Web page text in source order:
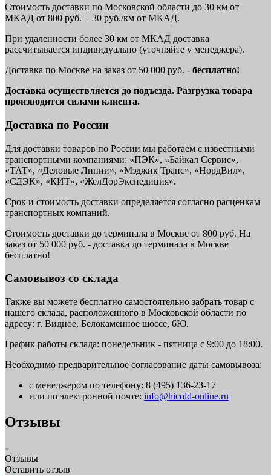
Стоимость доставки по Московской области до 30 км от
МКАД от 800 руб. + 30 руб./км от МКАД.
При удаленности более 30 км от МКАД доставка
рассчитывается индивидуально (уточняйте у менеджера).
Доставка по Москве на заказ от 50 000 руб. - бесплатно!
Доставка осуществляется до подъезда. Разгрузка товара
производится силами клиента.
Доставка по России
Для доставки товаров по России мы работаем с известными
транспортными компаниями: «ПЭК», «Байкал Сервис»,
«ТАТ», «Деловые Линии», «Мэджик Транс», «НордВил»,
«СДЭК», «КИТ», «ЖелДорЭкспедиция».
Срок и стоимость доставки определяется согласно расценкам
транспортных компаний.
Стоимость доставки до терминала в Москве от 800 руб. На
заказ от 50 000 руб. - доставка до терминала в Москве
бесплатно!
Самовывоз со склада
Также вы можете бесплатно самостоятельно забрать товар с
нашего склада, расположенного в Московской области по
адресу: г. Видное, Белокаменное шоссе, 6Ю.
График работы склада: понедельник - пятница с 9:00 до 18:00.
Необходимо предварительное согласование даты самовывоза:
с менеджером по телефону: 8 (495) 136-23-17
или по электронной почте: info@hicold-online.ru
Отзывы
Отзывы
Оставить отзыв